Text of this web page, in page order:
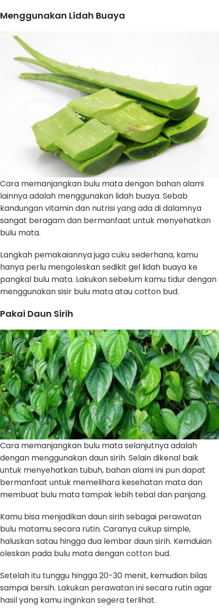
Menggunakan Lidah Buaya
Cara memanjangkan bulu mata dengan bahan alami
lainnya adalah menggunakan lidah buaya. Sebab
kandungan vitamin dan nutrisi yang ada di dalamnya
sangat beragam dan bermanfaat untuk menyehatkan
bulu mata.
Langkah pemakaiannya juga cuku sederhana, kamu
hanya perlu mengoleskan sedikit gel lidah buaya ke
pangkal bulu mata. Lakukan sebelum kamu tidur dengan
menggunakan sisir bulu mata atau cotton bud.
Pakai Daun Sirih
Cara memanjangkan bulu mata selanjutnya adalah
dengan menggunakan daun sirih. Selain dikenal baik
untuk menyehatkan tubuh, bahan alami ini pun dapat
bermanfaat untuk memelihara kesehatan mata dan
membuat bulu mata tampak lebih tebal dan panjang.
Kamu bisa menjadikan daun sirih sebagai perawatan
bulu matamu secara rutin. Caranya cukup simple,
haluskan satau hingga dua lembar daun sirih. Kemduian
oleskan pada bulu mata dengan cotton bud.
Setelah itu tunggu hingga 20-30 menit, kemudian bilas
sampai bersih. Lakukan perawatan ini secara rutin agar
hasil yang kamu inginkan segera terlihat.